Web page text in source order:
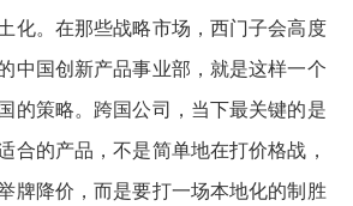
化。在那些战略市场，西门子会高度
中国创新产品事业部，就是这样一个
的策略。跨国公司，当下最关键的是
合的产品，不是简单地在打价格战，
牌降价，而是要打一场本地化的制胜